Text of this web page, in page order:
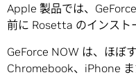
Apple 製品では、
前に Rosetta のインスト
GeForce NOW は、ほぼ
Chromebook、iPhone